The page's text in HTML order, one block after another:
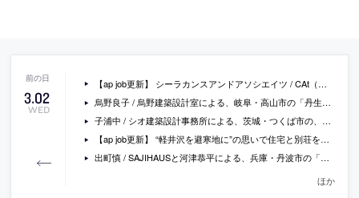
3.02
WED
【ap job更新】 シーラカンスアンドアソシエイツ / CAt（東京事務所）が、設計スタッフ（経験者・新卒既卒）を募集中
烏野良子 / 烏野建築設計室による、岐阜・高山市の「丹生川の古民家」。明治築の民家を改修した住宅と家具工房のショールームで、要望と面積のバランスを考える中で工房制作の建具等を用いて再生する計画を構想、展示物と一体化した建築の在り方を目指す
子浦中 / シオ建築設計事務所による、茨城・つくば市の、ZOZO社物流拠点の休憩ラウンジ「Cooperate Lounge」。スタッフの個性と多様性への応答を考慮し、空間の目的から連想した意匠を採用する事で特徴の異なる二つのラウンジを設計、コーポレートカラー採用等で連帯感を高める建築の在り方も探求
【ap job更新】 “軽井沢を避寒地に”の思いで住宅と別荘を手掛ける「株式会社 参創ハウテック」が、軽井沢での設計（新卒既卒・経験者）と施工管理のスタッフを募集中
出町慎 / SAJIHAUSと河津恭平による、兵庫・丹波市の「納屋の改修」。歴史ある母屋に隣接する納屋活用の相談から開始、既存の時が停止した様な状態を肯定的に捉えて活かす方法を構想、環境を読み解き冬室と夏室を設け“自分だけの時間”を感じる空間をつくる
ほか